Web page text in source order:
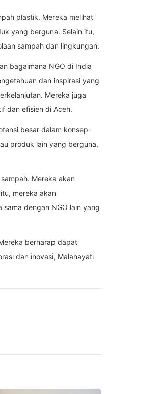
plastik. Mereka melihat
yang berguna. Selain itu,
sampah dan lingkungan.
bagaimana NGO di India
dan inspirasi yang
Mereka juga
dan efisien di Aceh.
besar dalam konsep-
produk lain yang berguna,
Mereka akan
mereka akan
dengan NGO lain yang
berharap dapat
dan inovasi, Malahayati